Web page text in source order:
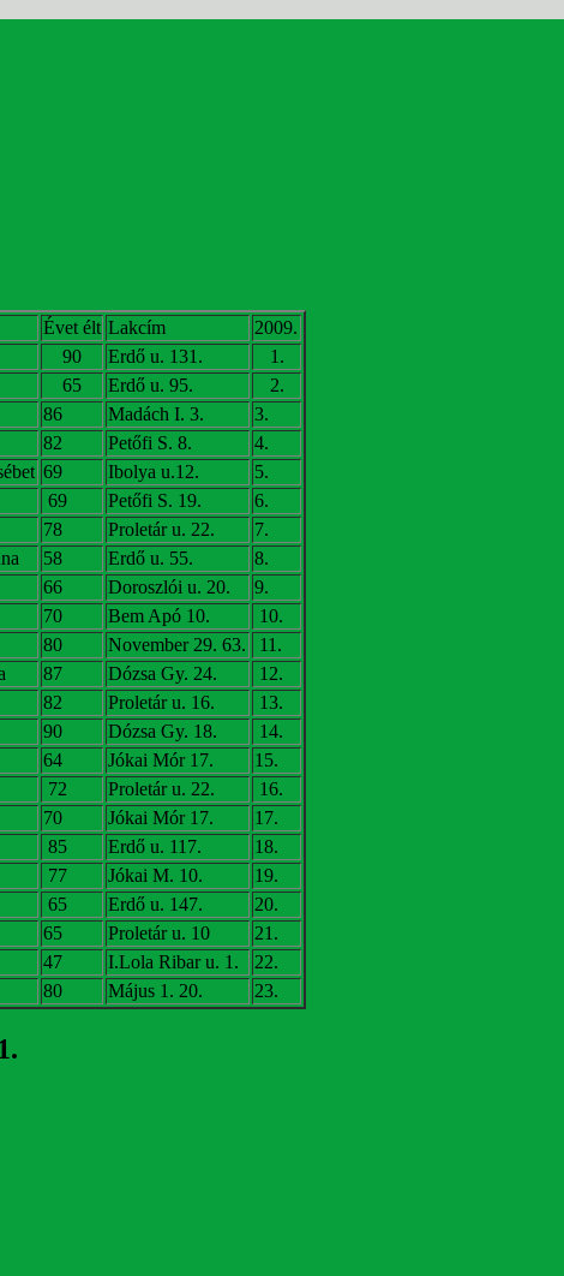
Évet élt Lakcím
2009.
90 Erdő u. 131.
1.
65 Erdő u. 95.
2.
86 Madách I. 3.
3.
82 Petőfi S. 8.
4.
69 Ibolya u.12.
5.
69 Petőfi S. 19.
6.
78 Proletár u. 22.
7.
58 Erdő u. 55.
8.
66 Doroszlói u. 20.
9.
70 Bem Apó 10.
10.
80 November 29. 63.
11.
87 Dózsa Gy. 24.
12.
82 Proletár u. 16.
13.
90 Dózsa Gy. 18.
14.
64 Jókai Mór 17.
15.
72 Proletár u. 22.
16.
70 Jókai Mór 17.
17.
85 Erdő u. 117.
18.
77 Jókai M. 10.
19.
65 Erdő u. 147.
20.
65 Proletár u. 10
21.
47 I.Lola Ribar u. 1.
22.
80 Május 1. 20. 23.